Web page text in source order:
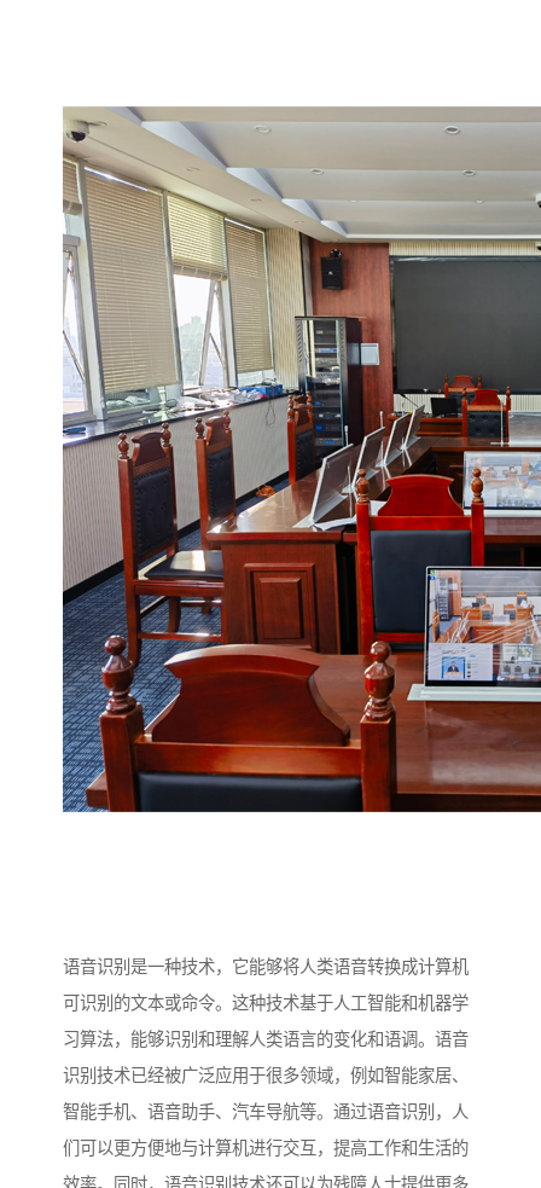
语音识别是一种技术，它能够将人类语音转换成计算机
可识别的文本或命令。这种技术基于人工智能和机器学
习算法，能够识别和理解人类语言的变化和语调。语音
识别技术已经被广泛应用于很多领域，例如智能家居、
智能手机、语音助手、汽车导航等。通过语音识别，人
们可以更方便地与计算机进行交互，提高工作和生活的